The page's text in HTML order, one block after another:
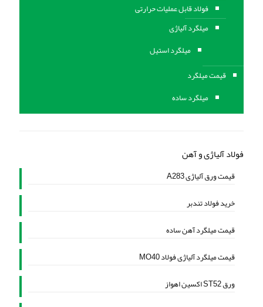
فولاد قابل عملیات حرارتی
ميلگرد آلیاژی
میلگرد استیل
قیمت میلگرد
میلگرد ساده
فولاد آلیاژی و آهن
قیمت ورق آلیاژی A283
خرید فولاد تندبر
قیمت میلگرد آهن ساده
قیمت میلگرد آلیاژی فولاد MO40
ورق ST52 اکسین اهواز